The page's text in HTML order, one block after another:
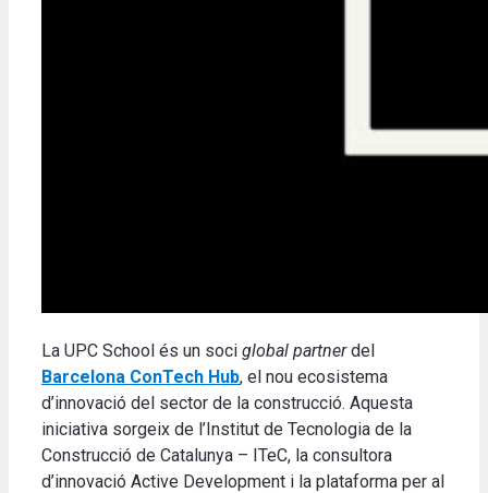
La UPC School és un soci global partnerdel
Barcelona ConTech Hub, el nou ecosistema
d’innovació del sector de la construcció. Aquesta
iniciativa sorgeix de l’Institut de Tecnologia de la
Construcció de Catalunya – ITeC, la consultora
d’innovació Active Development i la plataforma per al